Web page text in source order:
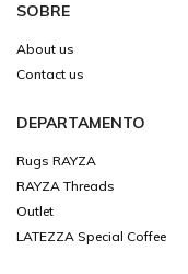
SOBRE
About us
Contact us
DEPARTAMENTO
Rugs RAYZA
RAYZA Threads
Outlet
LATEZZA Special Coffee